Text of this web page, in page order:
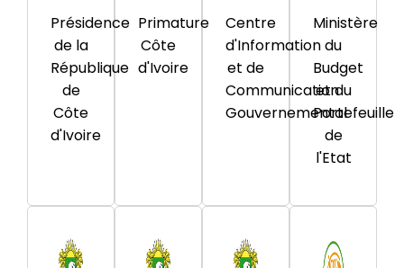
Présidence
de la
République
de
Côte
d'Ivoire
Primature
Côte
d'Ivoire
Centre
d'Information
et de
Communication
Gouvernemental
Ministère
du
Budget
et du
Portefeuille
de
l'Etat